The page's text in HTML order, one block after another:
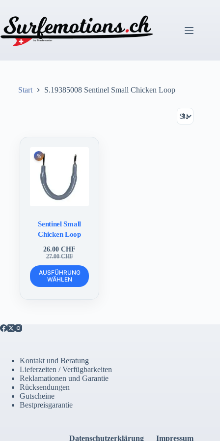
springen
Start S.19385008 Sentinel Small Chicken Loop
Sentinel Small
Chicken Loop
27.00CHF
Ursprünglicher
Preis
war:
27.00 CHF
26.00CHF
Aktueller
Preis
ist:
26.00 CHF.
AUSFÜHRUNG
WÄHLEN
Dieses
Produkt
weist
der
Produktseite
gewählt
werden
Kontakt und Beratung
Lieferzeiten / Verfügbarkeiten
Reklamationen und Garantie
Rücksendungen
Gutscheine
Bestpreisgarantie
Datenschutzerklärung Impressum